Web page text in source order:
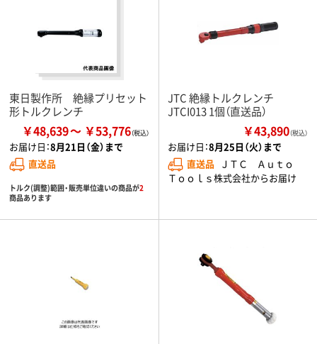
東日製作所 絶縁プリセット
形トルクレンチ
￥48,639 ￥53,776
お届け日：8月21日（金）まで
直送品
トルク(調整)範囲・販売単位違いの商品が2
商品あります
JTC 絶縁トルクレンチ
JTCI013 1個（直送品）
￥43,890（税込）
お届け日：8月25日（火）まで
直送品
ＪＴＣ Ａｕｔｏ
Ｔｏｏｌｓ株式会社からお届け